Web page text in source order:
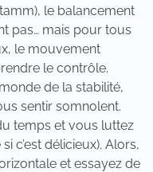
le balancement
pas… mais pour tous
le mouvement
le contrôle.
de la stabilité,
sentir somnolent.
temps et vous luttez
c’est délicieux). Alors,
et essayez de